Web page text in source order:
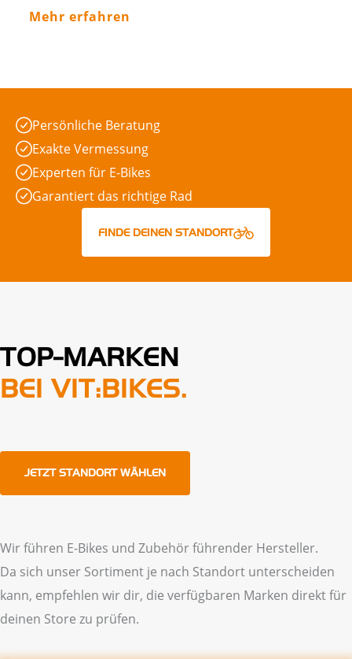
Mehr erfahren
Persönliche Beratung
Exakte Vermessung
Experten für E-Bikes
Garantiert das richtige Rad
FINDE DEINEN STANDORT
TOP-MARKEN
BEI VIT:BIKES.
JETZT STANDORT WÄHLEN
Wir führen E-Bikes und Zubehör führender Hersteller.
Da sich unser Sortiment je nach Standort unterscheiden
kann, empfehlen wir dir, die verfügbaren Marken direkt für
deinen Store zu prüfen.